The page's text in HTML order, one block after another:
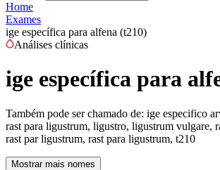
Home
Exames
ige específica para alfena (t210)
Análises clínicas
ige específica para
Também pode ser chamado de: ige especifico
rast para ligustrum, ligustro, ligustrum vulgare,
rast par ligustrum, rast para ligustrum, t210
Mostrar mais nomes